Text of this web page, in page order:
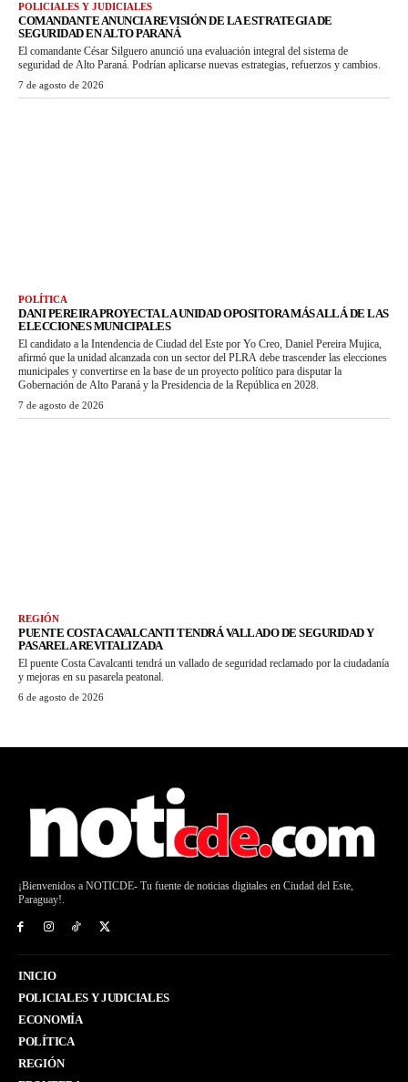
POLICIALES Y JUDICIALES
COMANDANTE ANUNCIA REVISIÓN DE LA ESTRATEGIA DE
SEGURIDAD EN ALTO PARANÁ
El comandante César Silguero anunció una evaluación integral del sistema de
seguridad de Alto Paraná. Podrían aplicarse nuevas estrategias, refuerzos y cambios.
7 de agosto de 2026
POLÍTICA
DANI PEREIRA PROYECTA LA UNIDAD OPOSITORA MÁS ALLÁ DE LAS
ELECCIONES MUNICIPALES
El candidato a la Intendencia de Ciudad del Este por Yo Creo, Daniel Pereira Mujica,
afirmó que la unidad alcanzada con un sector del PLRA debe trascender las elecciones
municipales y convertirse en la base de un proyecto político para disputar la
Gobernación de Alto Paraná y la Presidencia de la República en 2028.
7 de agosto de 2026
REGIÓN
PUENTE COSTA CAVALCANTI TENDRÁ VALLADO DE SEGURIDAD Y
PASARELA REVITALIZADA
El puente Costa Cavalcanti tendrá un vallado de seguridad reclamado por la ciudadanía
y mejoras en su pasarela peatonal.
6 de agosto de 2026
¡Bienvenidos a NOTICDE- Tu fuente de noticias digitales en Ciudad del Este,
Paraguay!.
INICIO
POLICIALES Y JUDICIALES
ECONOMÍA
POLÍTICA
REGIÓN